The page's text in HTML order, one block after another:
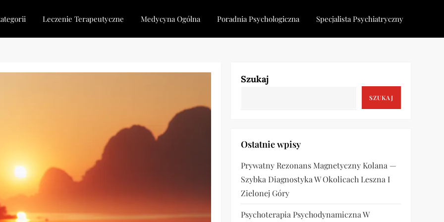
Leczenie Terapeutyczne Medycyna Ogólna Poradnia Psychologiczna Specjalista Psychiatryczny
Szukaj
SZUKAJ
Ostatnie wpisy
Prywatny Rezonans Magnetyczny Kolana —
Szybka Diagnostyka W Okolicach Leszna I
Zielonej Góry
Psychoterapia Psychodynamiczna W